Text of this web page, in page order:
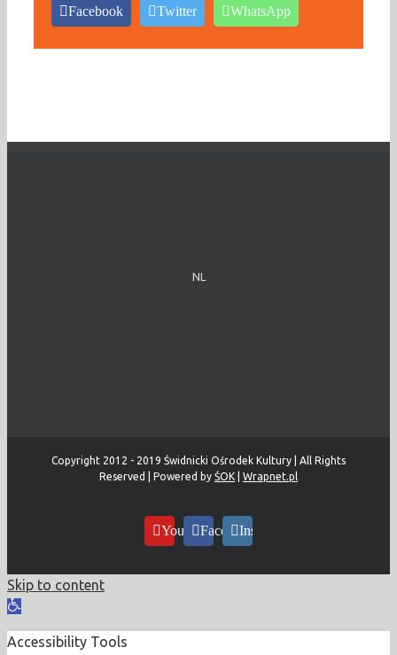
Facebook Twitter WhatsApp
NL
Copyright 2012 - 2019 Świdnicki Ośrodek Kultury | All Rights
Reserved | Powered by ŚOK Wrapnet.pl
YouTubeFacebookInstagram
Skip to content
Open
Accessibility Tools